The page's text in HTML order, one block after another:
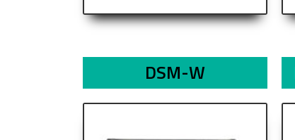
DSM-W